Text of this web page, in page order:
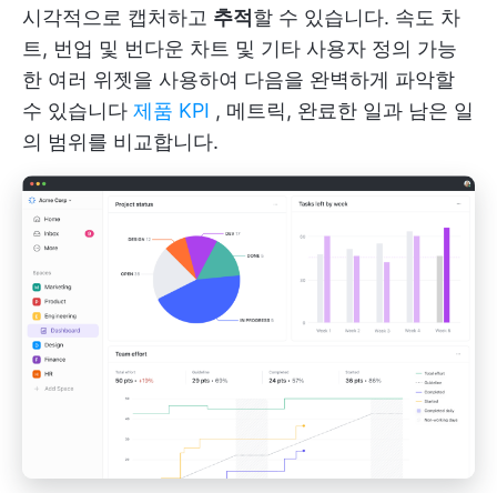
시각적으로 캡처하고 추적 할 수 있습니다. 속도 차
트, 번업 및 번다운 차트 및 기타 사용자 정의 가능
한 여러 위젯을 사용하여 다음을 완벽하게 파악할
수 있습니다 제품 KPI , 메트릭, 완료한 일과 남은 일
의 범위를 비교합니다.